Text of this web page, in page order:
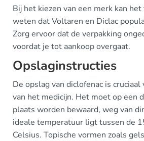
Bij het kiezen van een merk kan
weten dat Voltaren en Diclac
Zorg ervoor dat de verpakking
voordat je tot aankoop overgaat.
Opslaginstructies
De opslag van diclofenac is
van het medicijn. Het moet op een
plaats worden bewaard, weg van
ideale temperatuur ligt tussen de
Celsius. Topische vormen zoals